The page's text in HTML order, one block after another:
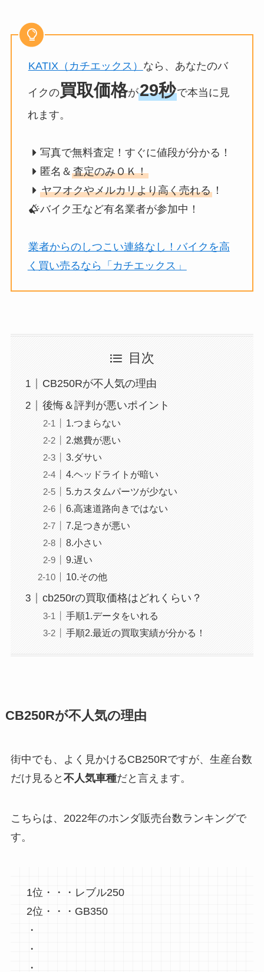
KATIX（カチエックス） なら、あなたのバ
イクの買取価格が29秒で本当に見
れます。
写真で無料査定！すぐに値段が分かる！
匿名＆査定のみＯＫ！
ヤフオクやメルカリより高く売れる ！
バイク王など有名業者が参加中！
業者からのしつこい連絡なし！バイクを高
く買い売るなら「カチエックス」
目次
CB250Rが不人気の理由
後悔＆評判が悪いポイント
1.つまらない
2.燃費が悪い
3.ダサい
4.ヘッドライトが暗い
5.カスタムパーツが少ない
6.高速道路向きではない
7.足つきが悪い
8.小さい
9.遅い
10.その他
cb250rの買取価格はどれくらい？
手順1.データをいれる
手順2.最近の買取実績が分かる！
CB250Rが不人気の理由
街中でも、よく見かけるCB250Rですが、生産台数
だけ見ると 不人気車種だと言えます。
こちらは、2022年のホンダ販売台数ランキングで
す。
1位・・・レブル250
2位・・・GB350
・
・
・